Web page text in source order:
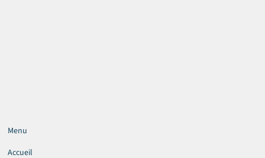
Menu
Accueil